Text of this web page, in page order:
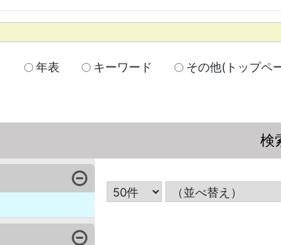
年表 キーワード その他(トップペ
検